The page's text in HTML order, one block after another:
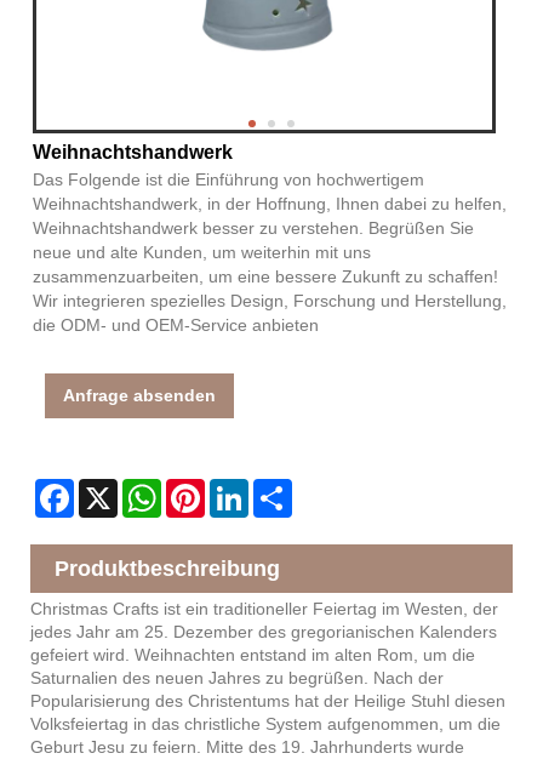
Weihnachtshandwerk
Das Folgende ist die Einführung von hochwertigem
Weihnachtshandwerk, in der Hoffnung, Ihnen dabei zu helfen,
Weihnachtshandwerk besser zu verstehen. Begrüßen Sie
neue und alte Kunden, um weiterhin mit uns
zusammenzuarbeiten, um eine bessere Zukunft zu schaffen!
Wir integrieren spezielles Design, Forschung und Herstellung,
die ODM- und OEM-Service anbieten
Anfrage absenden
Facebook
X WhatsAppPinterestLinkedIn
Produktbeschreibung
Christmas Crafts ist ein traditioneller Feiertag im Westen, der
jedes Jahr am 25. Dezember des gregorianischen Kalenders
gefeiert wird. Weihnachten entstand im alten Rom, um die
Saturnalien des neuen Jahres zu begrüßen. Nach der
Popularisierung des Christentums hat der Heilige Stuhl diesen
Volksfeiertag in das christliche System aufgenommen, um die
Geburt Jesu zu feiern. Mitte des 19. Jahrhunderts wurde